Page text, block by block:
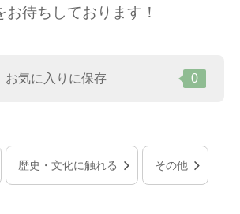
お待ちしております！
お気に入りに保存 0
歴史・文化に触れる その他